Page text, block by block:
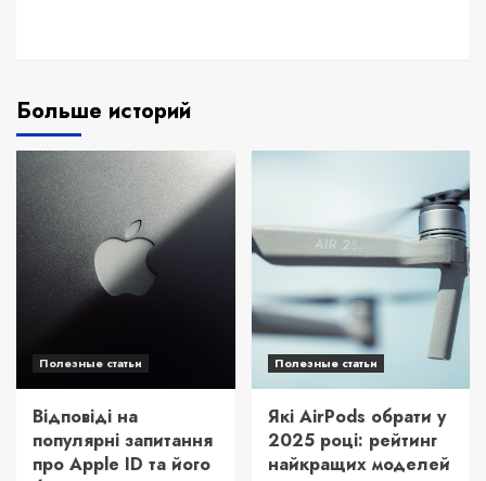
Больше историй
Полезные статьи
Відповіді на
популярні запитання
про Apple ID та його
Полезные статьи
Які AirPods обрати у
2025 році: рейтинг
найкращих моделей